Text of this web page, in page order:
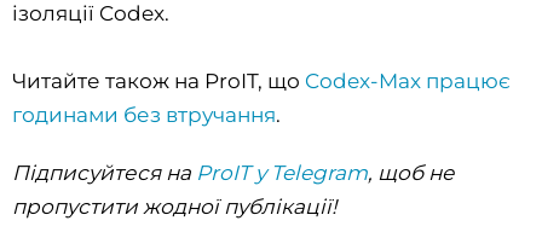
ізоляції Codex.
Читайте також на ProIT, що Codex-Max працює
годинами без втручання.
Підписуйтеся на ProIT у Telegram, щоб не
пропустити жодної публікації!